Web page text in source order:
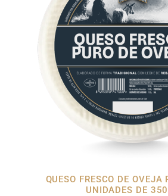
QUESO FRESCO DE OVEJA
UNIDADES DE